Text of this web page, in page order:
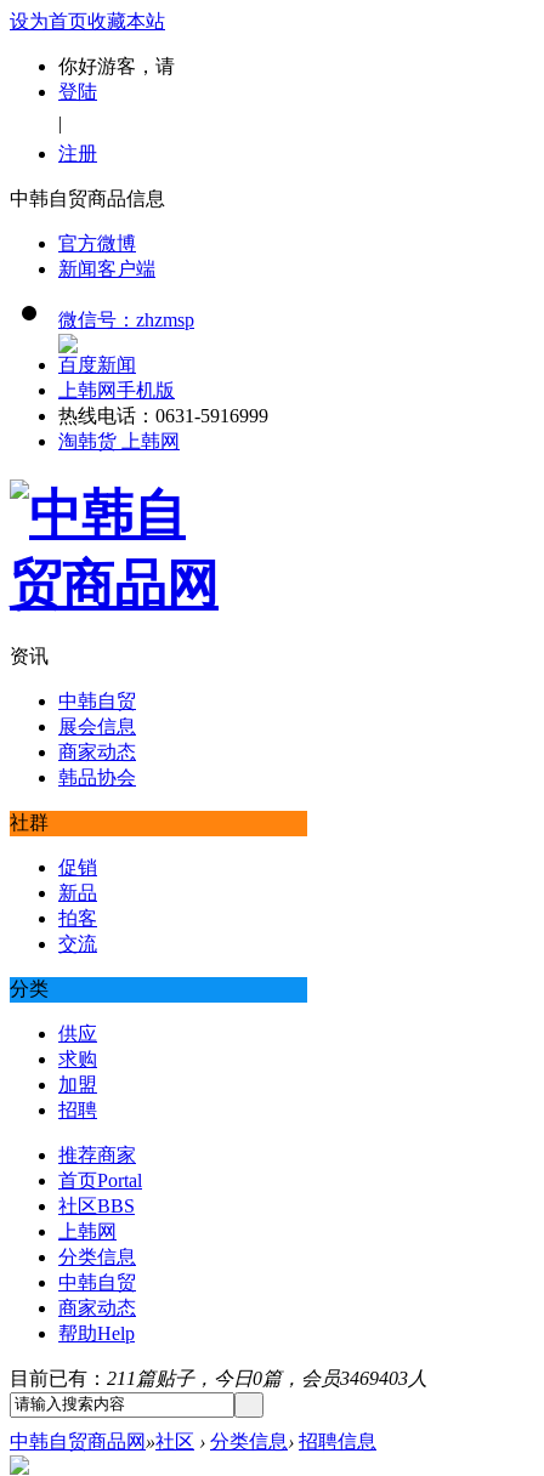
设为首页收藏本站
你好游客，请
登陆
|
注册
中韩自贸商品信息
官方微博
新闻客户端
微信号：zhzmsp
百度新闻
上韩网手机版
热线电话：0631-5916999
淘韩货 上韩网
资讯
中韩自贸
展会信息
商家动态
韩品协会
社群
促销
新品
拍客
交流
分类
供应
求购
加盟
招聘
推荐商家
首页Portal
社区BBS
上韩网
分类信息
中韩自贸
商家动态
帮助Help
目前已有： 211篇贴子，今日0篇，会员3469403人
中韩自贸商品网 »社区 › 分类信息› 招聘信息